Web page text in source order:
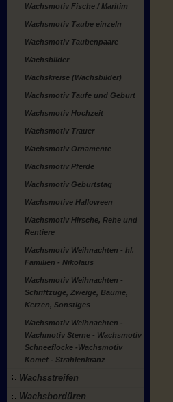
Wachsmotiv Fische / Maritim
Wachsmotiv Taube einzeln
Wachsmotiv Taubenpaare
Wachsbilder
Wachskreise (Wachsbilder)
Wachsmotiv Taufe und Geburt
Wachsmotiv Hochzeit
Wachsmotiv Trauer
Wachsmotiv Ornamente
Wachsmotiv Pferde
Wachsmotiv Geburtstag
Wachsmotive Halloween
Wachsmotiv Hirsche, Rehe und
Rentiere
Wachsmotiv Weihnachten - hl.
Familien - Nikolaus
Wachsmotiv Weihnachten -
Schriftzüge, Zweige, Bäume,
Kerzen, Sonstiges
Wachsmotiv Weihnachten -
Wachmotiv Sterne - Wachsmotiv
Schneeflocke -Wachsmotiv
Komet - Strahlenkranz
Wachsstreifen
Wachsbordüren